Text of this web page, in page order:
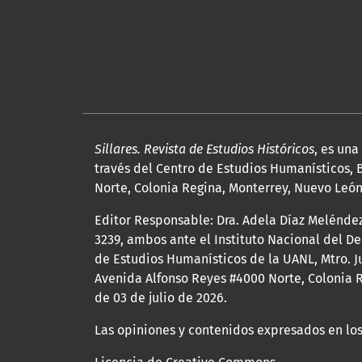
Sillares. Revista de Estudios Históricos, es
través del Centro de Estudios Humanísticos,
Norte, Colonia Regina, Monterrey, Nuevo
Editor Responsable: Dra. Adela Díaz
3239, ambos ante el Instituto Nacional del
de Estudios Humanísticos de la UANL, Mtro.
Avenida Alfonso Reyes #4000 Norte, Colonia
de 03 de julio de 2026.
Las opiniones y contenidos expresados en